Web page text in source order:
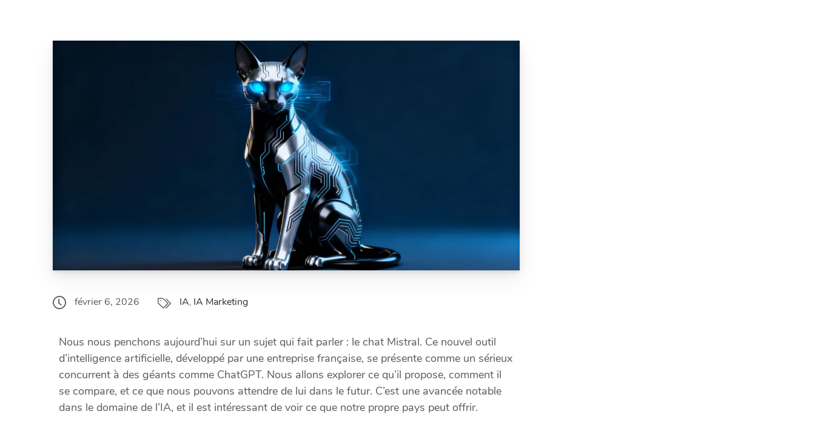
février 6, 2026 IA, IA Marketing
Nous nous penchons aujourd’hui sur un sujet qui fait parler : le chat Mistral. Ce nouvel outil
d’intelligence artificielle, développé par une entreprise française, se présente comme un sérieux
concurrent à des géants comme ChatGPT. Nous allons explorer ce qu’il propose, comment il
se compare, et ce que nous pouvons attendre de lui dans le futur. C’est une avancée notable
dans le domaine de l’IA, et il est intéressant de voir ce que notre propre pays peut offrir.